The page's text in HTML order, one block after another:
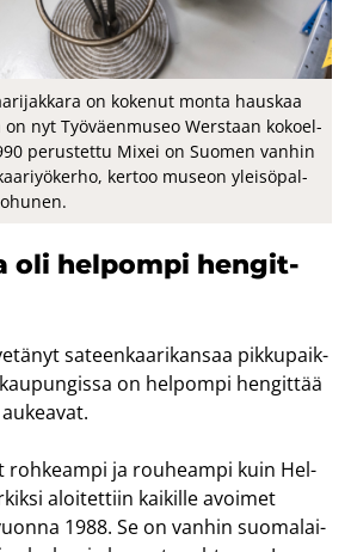
on ko­ke­nut monta haus­kaa
nyt Työ­väen­museo Werstaan ko­koel­
pe­rus­tet­tu Mixei on Suo­men van­hin
ker­too museon ylei­sö­pal­
oli hel­pom­pi hen­git­
sa­teen­kaa­ri­kan­saa pik­ku­paik­
on hel­pom­pi hen­git­tää
roh­keam­pi ja rou­heam­pi kuin Hel­
aloi­tet­tiin kai­kil­le avoi­met
1988. Se on van­hin suo­ma­lai­